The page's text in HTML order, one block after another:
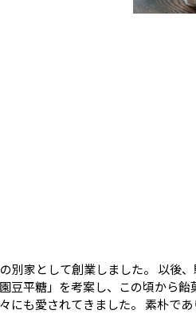
別家として創業しました。 以
豆平糖」を考案し、この頃から
も愛されてきました。 素朴で